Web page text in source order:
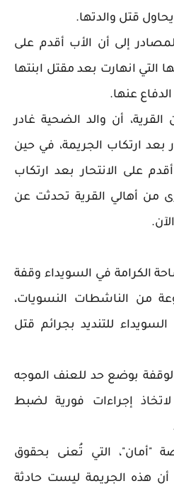
قتل والدتها.
إلى أن الأب أقدم على
التي انهارت بعد مقتل ابنتها
عنها.
أن والد الضحية غادر
بعد ارتكاب الجريمة، في حين
على الانتحار بعد ارتكاب
من أهالي القرية تحدثت عن
الكرامة في السويداء وقفة
من الناشطات النسويات،
للتنديد بجرائم قتل
بوضع حد للعنف الموجه
إجراءات فورية لضبط
"أمان"، التي تُعنى بحقوق
أن هذه الجريمة ليست حادثة